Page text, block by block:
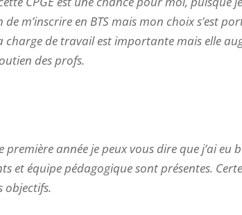
m’inscrire en BTS mais mon choix s’est
de travail est importante mais elle
des profs.
première année je peux vous dire que j’ai eu
et équipe pédagogique sont présentes.
objectifs.